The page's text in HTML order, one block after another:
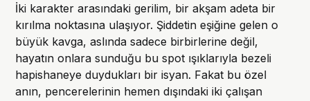
İki karakter arasındaki gerilim, bir akşam adeta bir
kırılma noktasına ulaşıyor. Şiddetin eşiğine gelen o
büyük kavga, aslında sadece birbirlerine değil,
hayatın onlara sunduğu bu spot ışıklarıyla bezeli
hapishaneye duydukları bir isyan. Fakat bu özel
anın, pencerelerinin hemen dışındaki iki çalışan